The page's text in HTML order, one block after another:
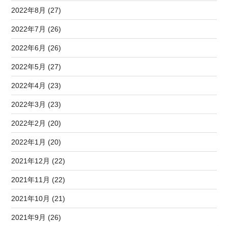
2022年8月 (27)
2022年7月 (26)
2022年6月 (26)
2022年5月 (27)
2022年4月 (23)
2022年3月 (23)
2022年2月 (20)
2022年1月 (20)
2021年12月 (22)
2021年11月 (22)
2021年10月 (21)
2021年9月 (26)